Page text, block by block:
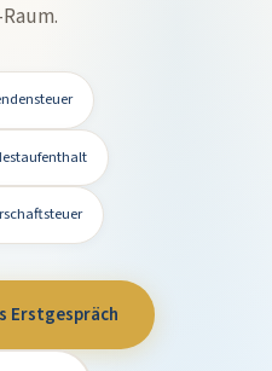
Erstgespräch